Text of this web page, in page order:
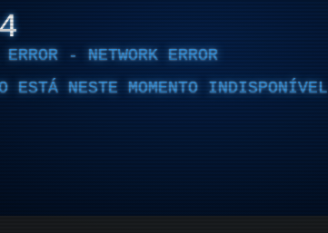
- NETWORK ERROR
ESTÁ NESTE MOMENTO INDISPONÍVEL